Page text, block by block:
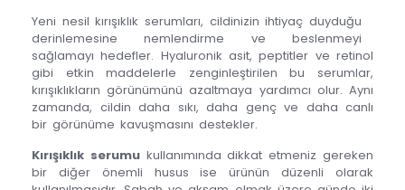
Yeni nesil kırışıklık serumları, cildinizin ihtiyaç duyduğu
derinlemesine nemlendirme ve beslenmeyi
sağlamayı hedefler. Hyaluronik asit, peptitler ve retinol
gibi etkin maddelerle zenginleştirilen bu serumlar,
kırışıklıkların görünümünü azaltmaya yardımcı olur. Aynı
zamanda, cildin daha sıkı, daha genç ve daha canlı
bir görünüme kavuşmasını destekler.
Kırışıklık serumukullanımında dikkat etmeniz gereken
bir diğer önemli husus ise ürünün düzenli olarak